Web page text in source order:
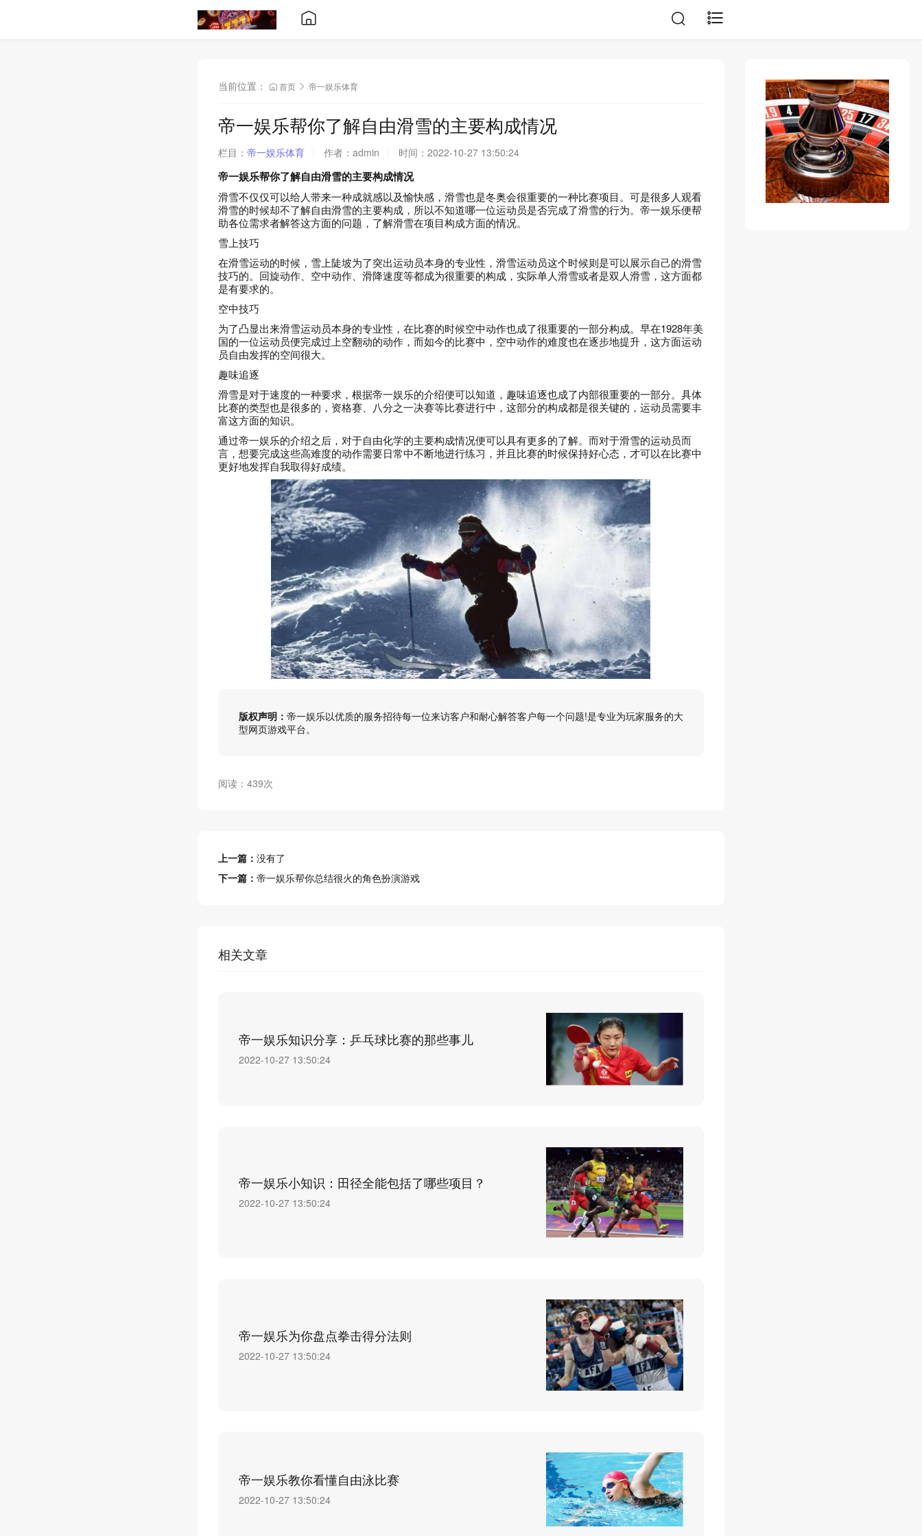
当前位置： 首页 帝一娱乐体育
帝一娱乐帮你了解自由滑雪的主要构成情况
栏目： 帝一娱乐体育 作者： admin 时间： 2022-10-27 13:50:24
帝一娱乐帮你了解自由滑雪的主要构成情况
滑雪不仅仅可以给人带来一种成就感以及愉快感，滑雪也是冬奥会很重要的一种比赛项目。可是很多人观看
滑雪的时候却不了解自由滑雪的主要构成，所以不知道哪一位运动员是否完成了滑雪的行为。帝一娱乐便帮
助各位需求者解答这方面的问题，了解滑雪在项目构成方面的情况。
雪上技巧
在滑雪运动的时候，雪上陡坡为了突出运动员本身的专业性，滑雪运动员这个时候则是可以展示自己的滑雪
技巧的。回旋动作、空中动作、滑降速度等都成为很重要的构成，实际单人滑雪或者是双人滑雪，这方面都
是有要求的。
空中技巧
为了凸显出来滑雪运动员本身的专业性，在比赛的时候空中动作也成了很重要的一部分构成。早在1928年美
国的一位运动员便完成过上空翻动的动作，而如今的比赛中，空中动作的难度也在逐步地提升，这方面运动
员自由发挥的空间很大。
趣味追逐
滑雪是对于速度的一种要求，根据帝一娱乐的介绍便可以知道，趣味追逐也成了内部很重要的一部分。具体
比赛的类型也是很多的，资格赛、八分之一决赛等比赛进行中，这部分的构成都是很关键的，运动员需要丰
富这方面的知识。
通过帝一娱乐的介绍之后，对于自由化学的主要构成情况便可以具有更多的了解。而对于滑雪的运动员而
言，想要完成这些高难度的动作需要日常中不断地进行练习，并且比赛的时候保持好心态，才可以在比赛中
更好地发挥自我取得好成绩。
版权声明： 帝一娱乐以优质的服务招待每一位来访客户和耐心解答客户每一个问题!是专业为玩家服务的大
型网页游戏平台。
阅读：439次
上一篇： 没有了
下一篇： 帝一娱乐帮你总结很火的角色扮演游戏
相关文章
帝一娱乐知识分享：乒乓球比赛的那些事儿
2022-10-27 13:50:24
帝一娱乐小知识：田径全能包括了哪些项目？
2022-10-27 13:50:24
帝一娱乐为你盘点拳击得分法则
2022-10-27 13:50:24
帝一娱乐教你看懂自由泳比赛
2022-10-27 13:50:24